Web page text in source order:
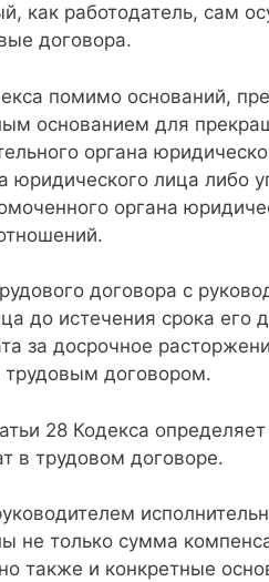
как работодатель, сам
договора.
помимо оснований,
основанием для
органа
юридического лица либо
органа
договора с
до истечения срока его
за досрочное
договором.
28 Кодекса
в трудовом договоре.
не только сумма
также и конкретные